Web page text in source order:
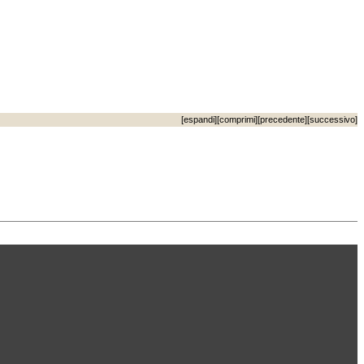
[espandi][comprimi][precedente][successivo]